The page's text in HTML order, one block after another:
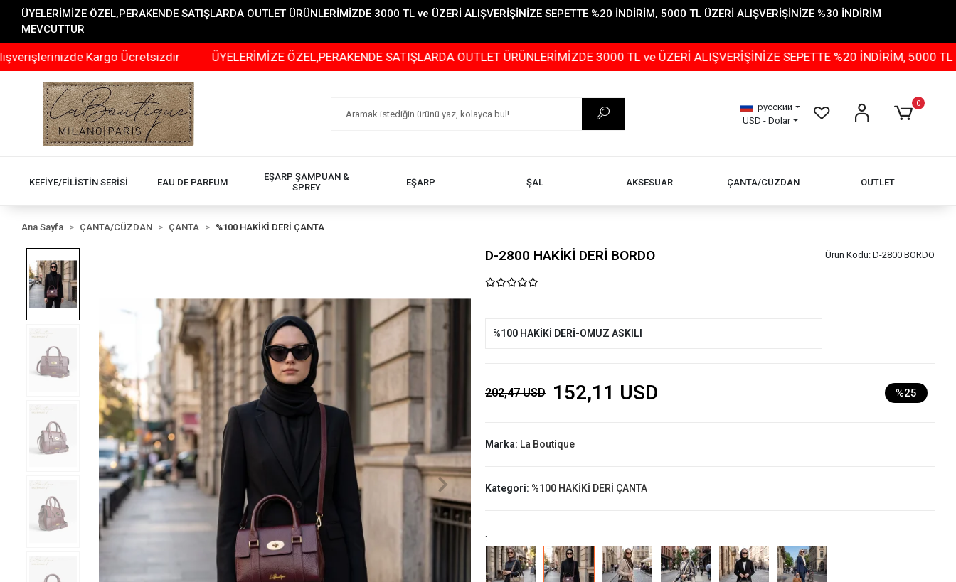
ÜYELERİMİZE ÖZEL,PERAKENDE SATIŞLARDA OUTLET ÜRÜNLERİMİZDE 3000 TL ve ÜZERİ ALIŞVERİŞİNİZE SEPETTE %20 İNDİRİM, 5000 TL ÜZERİ ALIŞVERİŞİNİZE %30 İNDİRİM
MEVCUTTUR
Kargo Ücretsizdir ÜYELERİMİZE ÖZEL,PERAKENDE SATIŞLARDA OUTLET ÜRÜNLERİMİZDE 3000 TL ve ÜZERİ ALIŞVERİŞİNİZE SEPETTE %20 İNDİRİM, 5000 TL ÜZERİ
русский
USD - Dolar
0
KEFİYE/FİLİSTİN SERİSİ EAU DE PARFUM
EŞARP ŞAMPUAN &
SPREY
EŞARP ŞAL AKSESUAR ÇANTA/CÜZDAN OUTLET
Ana Sayfa ÇANTA/CÜZDAN ÇANTA %100 HAKİKİ DERİ ÇANTA
D-2800 HAKİKİ DERİ BORDO Ürün Kodu: D-2800 BORDO
%100 HAKİKİ DERİ-OMUZ ASKILI
202,47 USD 152,11 USD %25
Marka: La Boutique
Kategori: %100 HAKİKİ DERİ ÇANTA
: